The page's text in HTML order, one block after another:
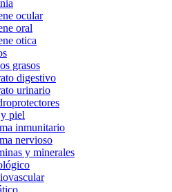
ocular
oral
otica
grasos
digestivo
urinario
piel
inmunitario
nervioso
y minerales